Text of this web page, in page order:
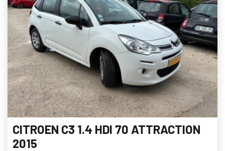
CITROEN C3 1.4 HDI 70 ATTRACTION
2015